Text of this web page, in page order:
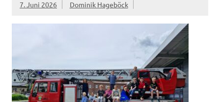
7. Juni 2026 Dominik Hageböck